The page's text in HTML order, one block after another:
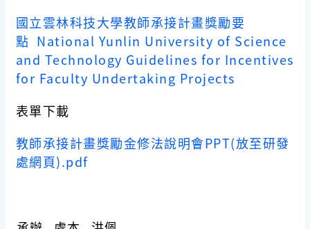
國立雲林科技大學教師承接計畫獎勵要
點 National Yunlin University of Science
and Technology Guidelines for Incentives
for Faculty Undertaking Projects
表單下載
教師承接計畫獎勵金修法說明會PPT(放至研發
處網頁).pdf